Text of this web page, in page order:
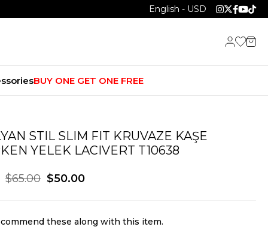
English - USD
BUY ONE GET ONE FREE
STIL SLIM FIT KRUVAZE KAŞE
YELEK LACIVERT T10638
$65.00 $50.00
these along with this item.